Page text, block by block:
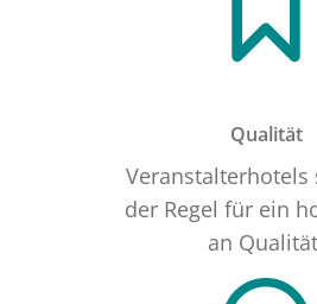
Qualität
Veranstalterhotels
der Regel für ein
an